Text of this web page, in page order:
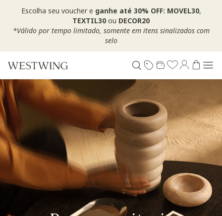
Escolha seu voucher e ganhe até 30% OFF: MOVEL30,
TEXTIL30 ou DECOR20
*Válido por tempo limitado, somente em itens sinalizados com
selo